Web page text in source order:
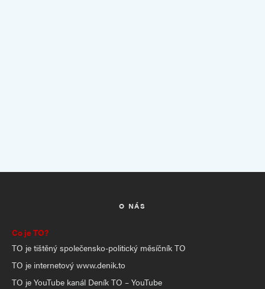
O NÁS
Co je TO?
TO je tištěný společensko-politický měsíčník TO
TO je internetový www.denik.to
TO je YouTube kanál Deník TO – YouTube